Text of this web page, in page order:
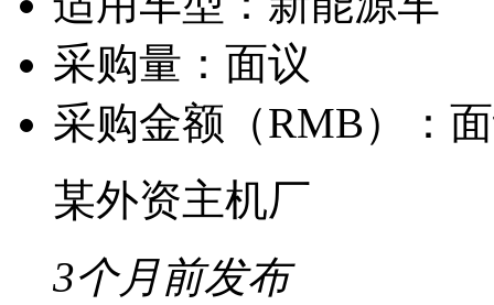
采购量： 面议
采购金额（RMB）：
某外资主机厂
3个月前发布